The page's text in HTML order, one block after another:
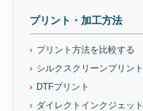
プリント・加工方法
プリント方法を比較する
シルクスクリーンプリント
DTFプリント
ダイレクトインクジェット